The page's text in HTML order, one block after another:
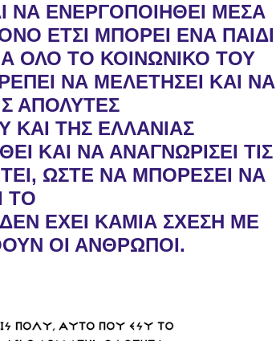
ΝΑ ΕΝΕΡΓΟΠΟΙΗΘΕΙ ΜΕΣΑ
ΕΤΣΙ ΜΠΟΡΕΙ ΕΝΑ ΠΑΙΔΙ
ΟΛΟ ΤΟ ΚΟΙΝΩΝΙΚΟ ΤΟΥ
ΝΑ ΜΕΛΕΤΗΣΕΙ ΚΑΙ ΝΑ
ΑΠΟΛΥΤΕΣ
ΚΑΙ ΤΗΣ ΕΛΛΑΝΙΑΣ
ΚΑΙ ΝΑ ΑΝΑΓΝΩΡΙΣΕΙ ΤΙΣ
ΩΣΤΕ ΝΑ ΜΠΟΡΕΣΕΙ ΝΑ
ΤΟ
ΕΧΕΙ ΚΑΜΙΑ ΣΧΕΣΗ ΜΕ
ΟΙ ΑΝΘΡΩΠΟΙ.